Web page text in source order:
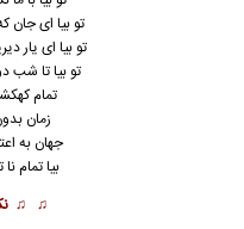
تو بیا ای جان
تو بیا ای یار
تو بیا تا شب
تمام
زمان
جهان به
بیا تمام
♫ ♫